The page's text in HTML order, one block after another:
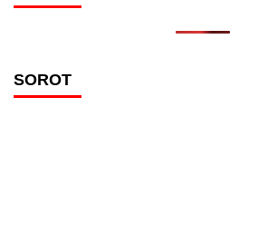
SOROT